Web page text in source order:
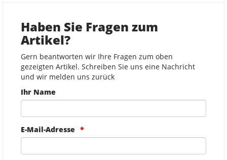
Haben Sie Fragen zum
Artikel?
Gern beantworten wir Ihre Fragen zum oben
gezeigten Artikel. Schreiben Sie uns eine Nachricht
und wir melden uns zurück
Ihr Name
E-Mail-Adresse